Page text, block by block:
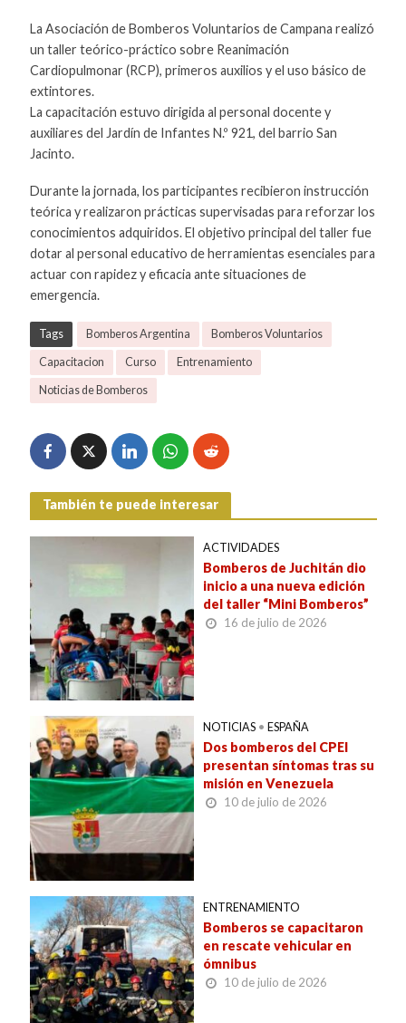
La Asociación de Bomberos Voluntarios de Campana realizó
un taller teórico-práctico sobre Reanimación
Cardiopulmonar (RCP), primeros auxilios y el uso básico de
extintores.
La capacitación estuvo dirigida al personal docente y
auxiliares del Jardín de Infantes N.º 921, del barrio San
Jacinto.
Durante la jornada, los participantes recibieron instrucción
teórica y realizaron prácticas supervisadas para reforzar los
conocimientos adquiridos. El objetivo principal del taller fue
dotar al personal educativo de herramientas esenciales para
actuar con rapidez y eficacia ante situaciones de
emergencia.
Tags Bomberos Argentina Bomberos Voluntarios
Capacitacion Curso Entrenamiento
Noticias de Bomberos
También te puede interesar
ACTIVIDADES
Bomberos de Juchitán dio
inicio a una nueva edición
del taller “Mini Bomberos”
16 de julio de 2026
NOTICIAS • ESPAÑA
Dos bomberos del CPEI
presentan síntomas tras su
misión en Venezuela
10 de julio de 2026
ENTRENAMIENTO
Bomberos se capacitaron
en rescate vehicular en
ómnibus
10 de julio de 2026